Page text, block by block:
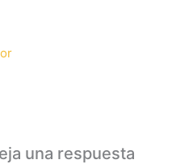
una respuesta